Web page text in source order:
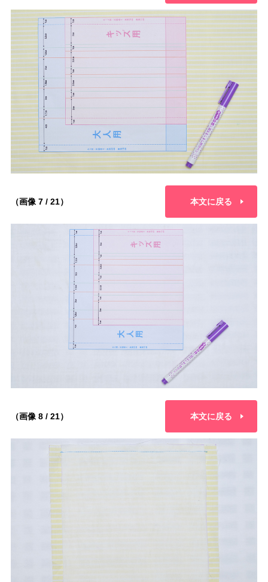
（画像 7 / 21） 本文に戻る
（画像 8 / 21） 本文に戻る